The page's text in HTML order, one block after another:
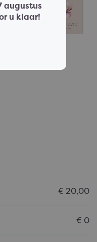
€ 20,00
€ 0
augustus
u klaar!